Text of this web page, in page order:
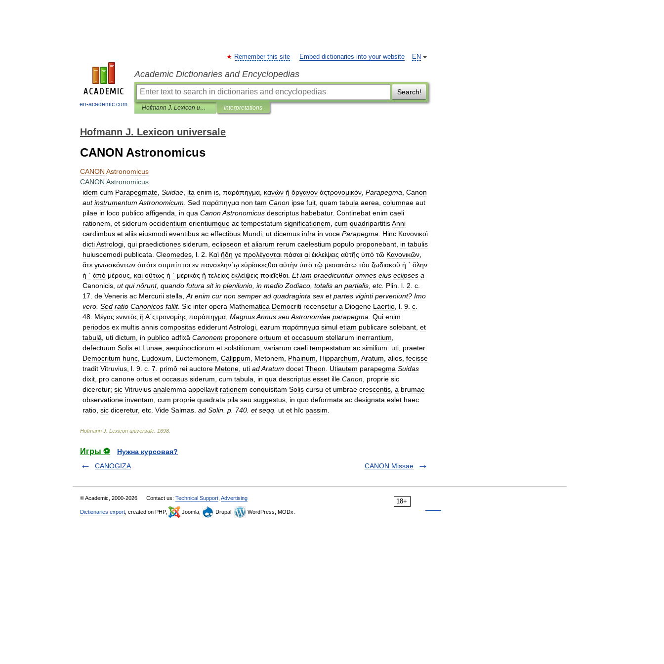
en-academic.com
EN
Remember this site Embed dictionaries into your website
Academic Dictionaries and Encyclopedias
Search!
Hofmann J. Lexicon universale Interpretations
Hofmann J. Lexicon universale
CANON Astronomicus
CANON Astronomicus
CANON Astronomicus
idem cum Parapegmate Suidae ita enim is παράπηγμα κανὼν ἤ ὄργανον ἀςτρονομικὸν Parapegma Canon
aut instrumentum Astronomicum Sed παράπηγμα non tam Canon ipse fuit quam tabula aerea columnae aut
pilae in loco publico affigenda in qua CanonAstronomicus descriptus habebatur. Continebat enim caeli
rationem et siderum occidentium orientiumque ac tempestatum significationem cum quadripartitisAnni
cardimbus et aliis eiusmodi eventibus ac effectibus Mundi ut dicemus infra in voce Parapegma Hinc Κανονικοὶ
dictiAstrologi qui praedictiones siderum eclipseon et aliarum rerum caelestium populo proponebant in tabulis
huiuscemodi publicata Cleomedes l 2 Καὶ ἤδη γε προλέγονται πἀσαι αἱ ἐκλείψεις αὐτῆς ὑπό τῶ Κανονικῶν
ἅτε γινωσκόντων ὁπότε συμπίπτοι εν πανσελην´ῳ εὑρίσκεςθαι αὐτὴν ὑπὸ τῷ μεσαιτάτω τȏυ ζωδιακοῦ ἠ ` ὅλην
ἠ ` ἀπὸ μέρους καὶ οὕτως ἠ ` μερικὰς ἢ τελείας ἐκλείψεις ποιεῖςθαι Et iam praedicuntur omnes eius eclipses a
Canonicis ut qui nôrunt, quando futura sit in plenilunio in medio Zodiaco totalis an partialis etc Plin l 2 c
17 de Veneris ac Mercurii stella At enim cur non semper ad quadraginta sex et partes viginti perveniunt? Imo
vero Sed ratio Canonicos fallit. Sic inter opera Mathematica Democriti recensetur a Diogene Laertio l 9 c
48 Μέγας ενιντὸς ἢ Α᾿ςτρονομίης παράπηγμα MagnusAnnus seuAstronomiae parapegma Qui enim
periodos ex multis annis compositas edideruntAstrologi earum παράπηγμα simul etiam publicare solebant et
tabulâ uti dictum in publico adfixâ Canonem proponere ortuum et occasuum stellarum inerrantium
defectuum Solis et Lunae aequinoctiorum et solstitiorum variarum caeli tempestatum ac similium: uti praeter
Democritum hunc Eudoxum Euctemonem Calippum Metonem Phainum Hipparchum Aratum alios fecisse
tradit Vitruvius l 9 c 7 primô rei auctore Metone uti adAratum docet Theon Utiautem parapegma Suidas
dixit pro canone ortus et occasus siderum cum tabula in qua descriptus esset ille Canon proprie sic
diceretur; sic Vitruvius analemma appellavit rationem conquisitam Solis cursu et umbrae crescentis a brumae
observatione inventam cum proprie quadrata pila seu suggestus in quo deformata ac designata eslet haec
ratio sic diceretur, etc Vide Salmas ad Solin p 740 et seqq ut et hîc passim
Hofmann J Lexicon universale 1698
Игры ⚽
Нужна курсовая?
CANOGIZA
CANON Missae
18+
© Academic, 2000-2026 Contact us: Technical Support Advertising
Dictionaries export , created on PHP, Joomla, Drupal, WordPress, MODx.